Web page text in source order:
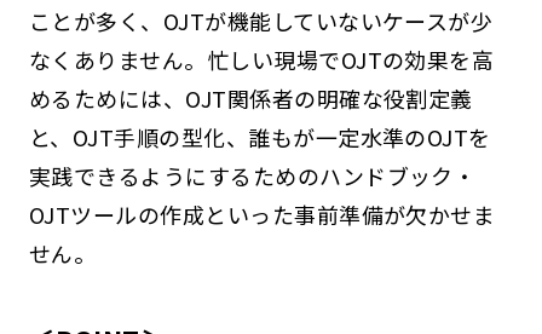
ことが多く、OJTが機能していないケースが少
なくありません。忙しい現場でOJTの効果を高
めるためには、OJT関係者の明確な役割定義
と、OJT手順の型化、誰もが一定水準のOJTを
実践できるようにするためのハンドブック・
OJTツールの作成といった事前準備が欠かせま
せん。